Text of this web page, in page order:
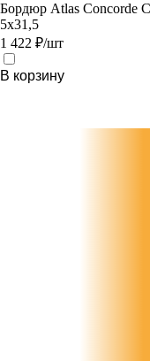
Бордюр Atlas Concorde
5x31,5
1 422 ₽/шт
В корзину